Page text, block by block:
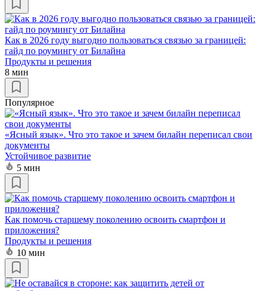
Как в 2026 году выгодно пользоваться связью за границей:
гайд по роумингу от Билайна
Продукты и решения
8 мин
Популярное
«Ясный язык». Что это такое и зачем билайн переписал свои
документы
Устойчивое развитие
5 мин
Как помочь старшему поколению освоить смартфон и
приложения?
Продукты и решения
10 мин